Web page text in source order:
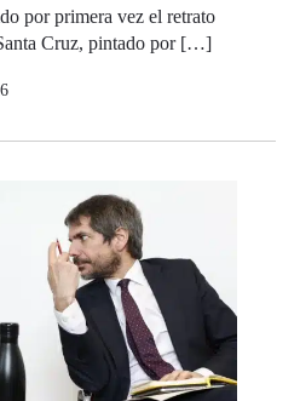
por primera vez el retrato
Cruz, pintado por […]